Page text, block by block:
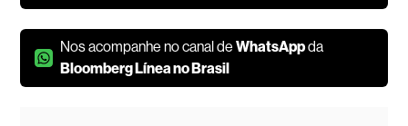
Nos acompanhe no canal deWhatsAppda
Bloomberg Línea no Brasil